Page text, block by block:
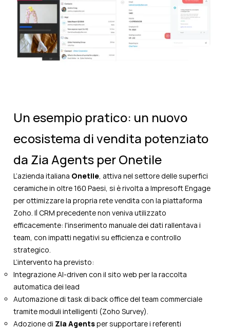
Un esempio pratico: un nuovo
ecosistema di vendita potenziato
da Zia Agents per Onetile
L’azienda italiana Onetile , attiva nel settore delle superfici
ceramiche in oltre 160 Paesi, si è rivolta a Impresoft Engage
per ottimizzare la propria rete vendita con la piattaforma
Zoho. Il CRM precedente non veniva utilizzato
efficacemente: l'inserimento manuale dei dati rallentava i
team, con impatti negativi su efficienza e controllo
strategico.
L’intervento ha previsto:
Integrazione AI-driven con il sito web per la raccolta
automatica dei lead
Automazione di task di back office del team commerciale
tramite moduli intelligenti (Zoho Survey).
Adozione di Zia Agentsper supportare i referenti